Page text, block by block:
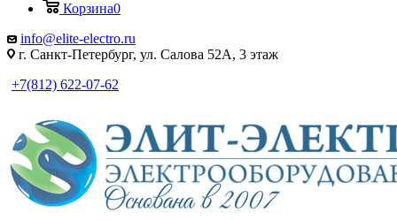
Корзина0
info@elite-electro.ru
г. Санкт-Петербург, ул. Салова 52А, 3 этаж
+7(812) 622-07-62